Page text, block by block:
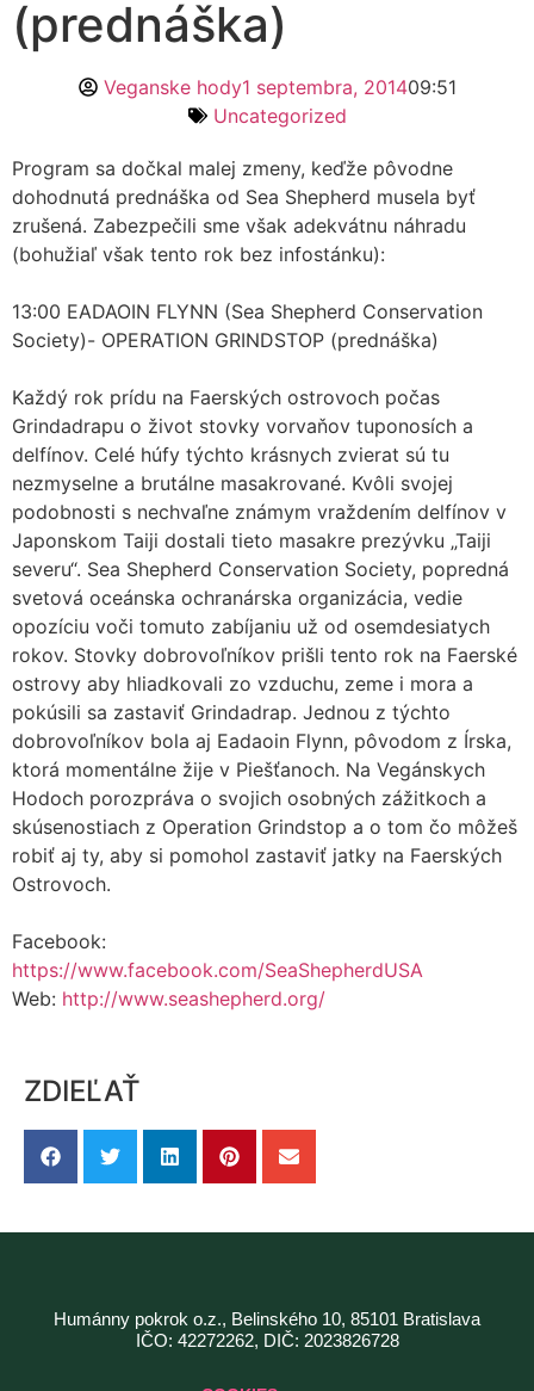
(prednáška)
Veganske hody1 septembra, 201409:51
Uncategorized
Program sa dočkal malej zmeny, keďže pôvodne
dohodnutá prednáška od Sea Shepherd musela byť
zrušená. Zabezpečili sme však adekvátnu náhradu
(bohužiaľ však tento rok bez infostánku):
13:00 EADAOIN FLYNN (Sea Shepherd Conservation
Society)- OPERATION GRINDSTOP (prednáška)
Každý rok prídu na Faerských ostrovoch počas
Grindadrapu o život stovky vorvaňov tuponosích a
delfínov. Celé húfy týchto krásnych zvierat sú tu
nezmyselne a brutálne masakrované. Kvôli svojej
podobnosti s nechvaľne známym vraždením delfínov v
Japonskom Taiji dostali tieto masakre prezývku „Taiji
severu“. Sea Shepherd Conservation Society, popredná
svetová oceánska ochranárska organizácia, vedie
opozíciu voči tomuto zabíjaniu už od osemdesiatych
rokov. Stovky dobrovoľníkov prišli tento rok na Faerské
ostrovy aby hliadkovali zo vzduchu, zeme i mora a
pokúsili sa zastaviť Grindadrap. Jednou z týchto
dobrovoľníkov bola aj Eadaoin Flynn, pôvodom z Írska,
ktorá momentálne žije v Piešťanoch. Na Vegánskych
Hodoch porozpráva o svojich osobných zážitkoch a
skúsenostiach z Operation Grindstop a o tom čo môžeš
robiť aj ty, aby si pomohol zastaviť jatky na Faerských
Ostrovoch.
Facebook:
https://www.facebook.com/SeaShepherdUSA
Web: http://www.seashepherd.org/
ZDIEĽAŤ
Humánny pokrok o.z., Belinského 10, 85101 Bratislava
IČO: 42272262, DIČ: 2023826728